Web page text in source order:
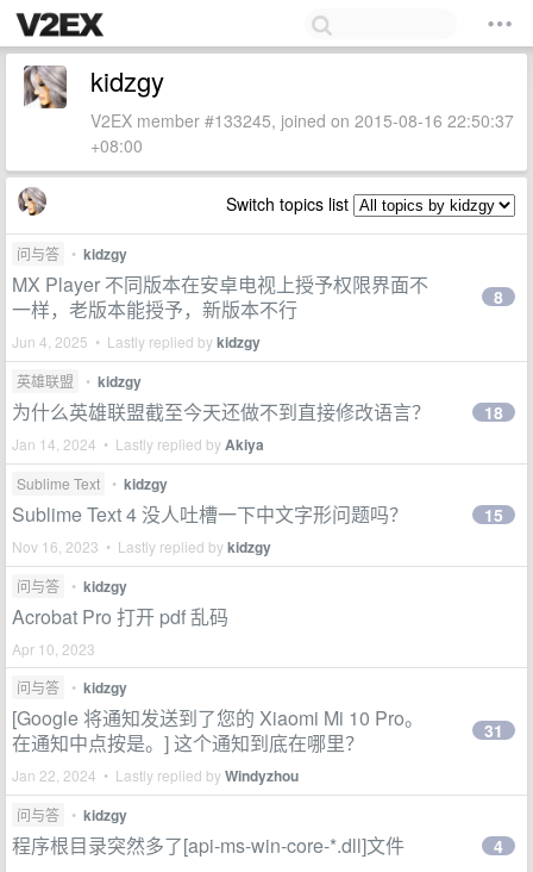
kidzgy
V2EX member #133245, joined on 2015-08-16 22:50:37
+08:00
Switch topics list
问与答 • kidzgy
MX Player 不同版本在安卓电视上授予权限界面不
一样，老版本能授予，新版本不行
Jun 4, 2025 • Lastly replied bykidzgy
8
英雄联盟 • kidzgy
为什么英雄联盟截至今天还做不到直接修改语言？
Jan 14, 2024 • Lastly replied byAkiya
18
Sublime Text • kidzgy
Sublime Text 4 没人吐槽一下中文字形问题吗？
Nov 16, 2023 • Lastly replied bykidzgy
15
问与答 • kidzgy
Acrobat Pro 打开 pdf 乱码
Apr 10, 2023
问与答
• kidzgy
[Google 将通知发送到了您的 Xiaomi Mi 10 Pro。
在通知中点按是。] 这个通知到底在哪里？
Jan 22, 2024 • Lastly replied byWindyzhou
31
问与答 • kidzgy
程序根目录突然多了[api-ms-win-core-*.dll]文件 4